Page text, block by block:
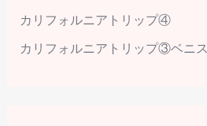
カリフォルニアトリップ④
カリフォルニアトリップ③ベニス